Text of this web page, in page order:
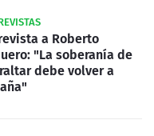
a Roberto
"La soberanía de
debe volver a